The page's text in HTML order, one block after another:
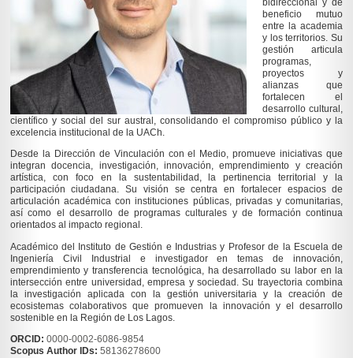
bidireccional y de
beneficio mutuo
entre la academia
y los territorios. Su
gestión articula
programas,
proyectos y
alianzas que
fortalecen el
desarrollo cultural,
científico y social del sur austral, consolidando el compromiso público y la
excelencia institucional de la UACh.
Desde la Dirección de Vinculación con el Medio, promueve iniciativas que
integran docencia, investigación, innovación, emprendimiento y creación
artística, con foco en la sustentabilidad, la pertinencia territorial y la
participación ciudadana. Su visión se centra en fortalecer espacios de
articulación académica con instituciones públicas, privadas y comunitarias,
así como el desarrollo de programas culturales y de formación continua
orientados al impacto regional.
Académico del Instituto de Gestión e Industrias y Profesor de la Escuela de
Ingeniería Civil Industrial e investigador en temas de innovación,
emprendimiento y transferencia tecnológica, ha desarrollado su labor en la
intersección entre universidad, empresa y sociedad. Su trayectoria combina
la investigación aplicada con la gestión universitaria y la creación de
ecosistemas colaborativos que promueven la innovación y el desarrollo
sostenible en la Región de Los Lagos.
ORCID: 0000-0002-6086-9854
Scopus Author IDs: 58136278600